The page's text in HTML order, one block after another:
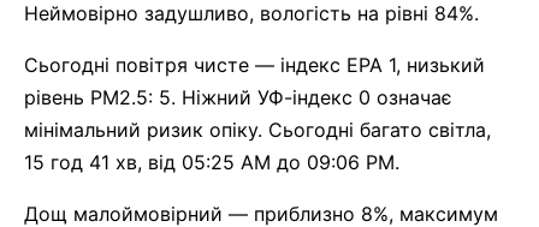
Неймовірно задушливо, вологість на рівні 84%.
Сьогодні повітря чисте — індекс EPA 1, низький
рівень PM2.5: 5. Ніжний УФ-індекс 0 означає
мінімальний ризик опіку. Сьогодні багато світла,
15 год 41 хв, від 05:25 AM до 09:06 PM.
Дощ малоймовірний — приблизно 8%, максимум